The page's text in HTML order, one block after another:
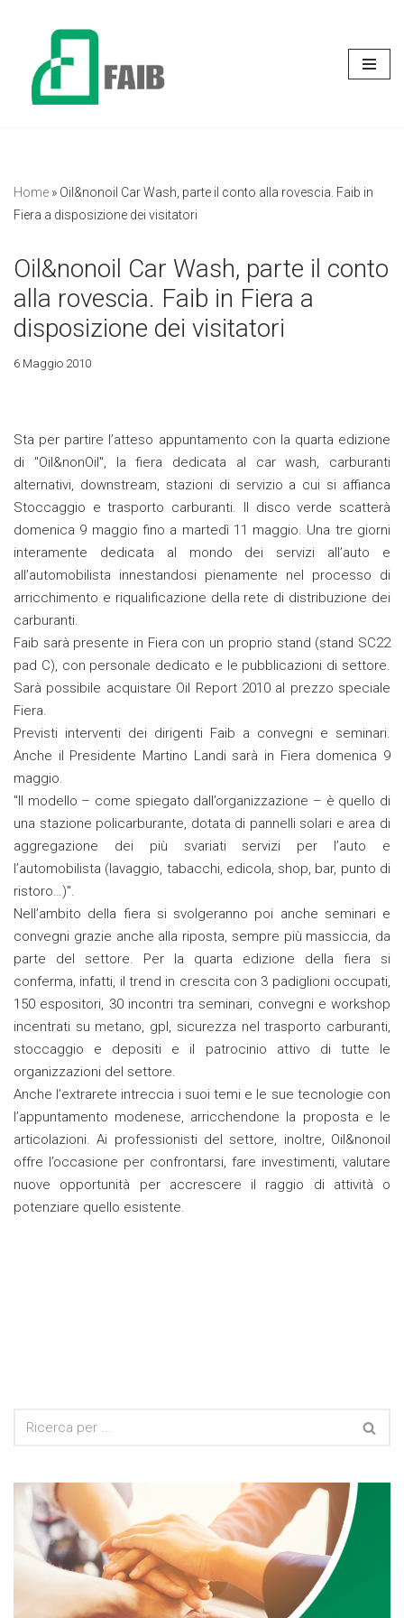
contenuto
Home » Oil&nonoil Car Wash, parte il conto alla rovescia. Faib in
Fiera a disposizione dei visitatori
Oil&nonoil Car Wash, parte il conto
alla rovescia. Faib in Fiera a
disposizione dei visitatori
6 Maggio 2010
Sta per partire l’atteso appuntamento con la quarta edizione
di "Oil&nonOil", la fiera dedicata al car wash, carburanti
alternativi, downstream, stazioni di servizio a cui si affianca
Stoccaggio e trasporto carburanti. Il disco verde scatterà
domenica 9 maggio fino a martedì 11 maggio. Una tre giorni
interamente dedicata al mondo dei servizi all’auto e
all’automobilista innestandosi pienamente nel processo di
arricchimento e riqualificazione della rete di distribuzione dei
carburanti.
Faib sarà presente in Fiera con un proprio stand (stand SC22
pad C), con personale dedicato e le pubblicazioni di settore.
Sarà possibile acquistare Oil Report 2010 al prezzo speciale
Fiera.
Previsti interventi dei dirigenti Faib a convegni e seminari.
Anche il Presidente Martino Landi sarà in Fiera domenica 9
maggio.
"Il modello – come spiegato dall’organizzazione – è quello di
una stazione policarburante, dotata di pannelli solari e area di
aggregazione dei più svariati servizi per l’auto e
l’automobilista (lavaggio, tabacchi, edicola, shop, bar, punto di
ristoro…)".
Nell’ambito della fiera si svolgeranno poi anche seminari e
convegni grazie anche alla riposta, sempre più massiccia, da
parte del settore. Per la quarta edizione della fiera si
conferma, infatti, il trend in crescita con 3 padiglioni occupati,
150 espositori, 30 incontri tra seminari, convegni e workshop
incentrati su metano, gpl, sicurezza nel trasporto carburanti,
stoccaggio e depositi e il patrocinio attivo di tutte le
organizzazioni del settore.
Anche l’extrarete intreccia i suoi temi e le sue tecnologie con
l’appuntamento modenese, arricchendone la proposta e le
articolazioni. Ai professionisti del settore, inoltre, Oil&nonoil
offre l’occasione per confrontarsi, fare investimenti, valutare
nuove opportunità per accrescere il raggio di attività o
potenziare quello esistente.